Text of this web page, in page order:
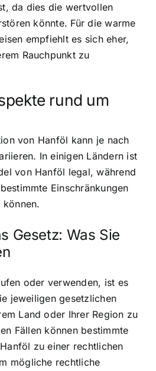
da dies die wertvollen
könnte. Für die warme
empfiehlt es sich eher,
Rauchpunkt zu
rund um
von Hanföl kann je nach
In einigen Ländern ist
von Hanföl legal, während
Einschränkungen
Gesetz: Was Sie
oder verwenden, ist es
jeweiligen gesetzlichen
Land oder Ihrer Region zu
Fällen können bestimmte
zu einer rechtlichen
mögliche rechtliche